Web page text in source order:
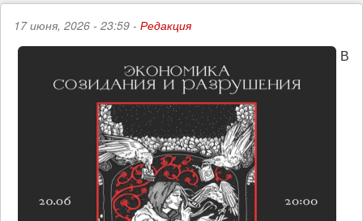
17 июня, 2026 - 23:59 - Редакция
В